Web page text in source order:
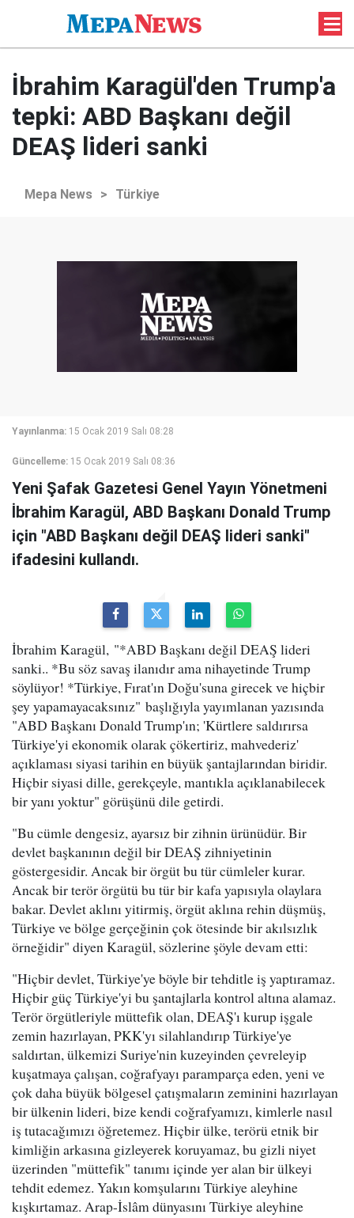
İbrahim Karagül'den Trump'a
tepki: ABD Başkanı değil
DEAŞ lideri sanki
Mepa News > Türkiye
Yayınlanma: 15 Ocak 2019 Salı 08:28
Güncelleme: 15 Ocak 2019 Salı 08:36
Yeni Şafak Gazetesi Genel Yayın Yönetmeni
İbrahim Karagül, ABD Başkanı Donald Trump
için "ABD Başkanı değil DEAŞ lideri sanki"
ifadesini kullandı.
İbrahim Karagül, "*ABD Başkanı değil DEAŞ lideri
sanki.. *Bu söz savaş ilanıdır ama nihayetinde Trump
söylüyor! *Türkiye, Fırat'ın Doğu'suna girecek ve hiçbir
şey yapamayacaksınız" başlığıyla yayımlanan yazısında
"ABD Başkanı Donald Trump'ın; 'Kürtlere saldırırsa
Türkiye'yi ekonomik olarak çökertiriz, mahvederiz'
açıklaması siyasi tarihin en büyük şantajlarından biridir.
Hiçbir siyasi dille, gerekçeyle, mantıkla açıklanabilecek
bir yanı yoktur" görüşünü dile getirdi.
"Bu cümle dengesiz, ayarsız bir zihnin ürünüdür. Bir
devlet başkanının değil bir DEAŞ zihniyetinin
göstergesidir. Ancak bir örgüt bu tür cümleler kurar.
Ancak bir terör örgütü bu tür bir kafa yapısıyla olaylara
bakar. Devlet aklını yitirmiş, örgüt aklına rehin düşmüş,
Türkiye ve bölge gerçeğinin çok ötesinde bir akılsızlık
örneğidir" diyen Karagül, sözlerine şöyle devam etti:
"Hiçbir devlet, Türkiye'ye böyle bir tehditle iş yaptıramaz.
Hiçbir güç Türkiye'yi bu şantajlarla kontrol altına alamaz.
Terör örgütleriyle müttefik olan, DEAŞ'ı kurup işgale
zemin hazırlayan, PKK'yı silahlandırıp Türkiye'ye
saldırtan, ülkemizi Suriye'nin kuzeyinden çevreleyip
kuşatmaya çalışan, coğrafyayı paramparça eden, yeni ve
çok daha büyük bölgesel çatışmaların zeminini hazırlayan
bir ülkenin lideri, bize kendi coğrafyamızı, kimlerle nasıl
iş tutacağımızı öğretemez. Hiçbir ülke, terörü etnik bir
kimliğin arkasına gizleyerek koruyamaz, bu gizli niyet
üzerinden "müttefik" tanımı içinde yer alan bir ülkeyi
tehdit edemez. Yakın komşularını Türkiye aleyhine
kışkırtamaz. Arap-İslâm dünyasını Türkiye aleyhine